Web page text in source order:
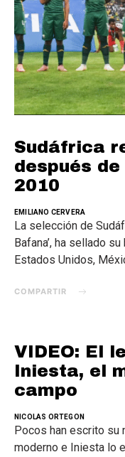
Sudáfrica
después
2010
EMILIANO CERVERA
La selección de
Bafana’, ha sellado
Estados Unidos,
COMPARTIR
VIDEO: El
Iniesta, el
campo
NICOLAS ORTEGON
Pocos han escrito su
moderno e Iniesta lo